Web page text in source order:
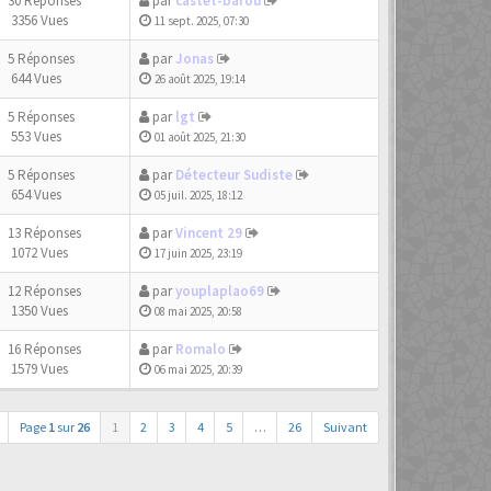
3356 Vues
11 sept. 2025, 07:30
5 Réponses
644 Vues
parJonas
26 août 2025, 19:14
5 Réponses
553 Vues
parlgt
01 août 2025, 21:30
5 Réponses
654 Vues
parDétecteur Sudiste
05 juil. 2025, 18:12
13 Réponses
1072 Vues
parVincent 29
17 juin 2025, 23:19
12 Réponses
1350 Vues
paryouplaplao69
08 mai 2025, 20:58
16 Réponses
1579 Vues
parRomalo
06 mai 2025, 20:39
Page 1 sur 26 1 2 3 4 5 … 26 Suivant